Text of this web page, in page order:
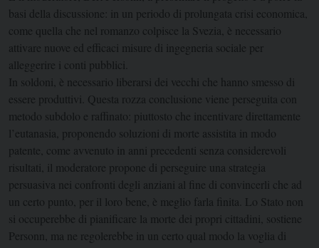
basi della discussione: in un periodo di prolungata crisi economica,
come quella che nel romanzo colpisce la Svezia, è necessario
attivare nuove ed efficaci misure di ingegneria sociale per
alleggerire i conti pubblici.
In soldoni, è necessario liberarsi dei vecchi che hanno smesso di
essere produttivi. Questa rozza conclusione viene perseguita con
metodo subdolo e raffinato: piuttosto che incentivare direttamente
l’eutanasia, proponendo soluzioni di morte assistita in modo
patente, come avvenuto in anni precedenti senza considerevoli
risultati, il moderatore propone di perseguire una strategia
persuasiva nei confronti degli anziani al fine di convincerli che ad
un certo punto, per il loro bene, è meglio farla finita. Lo Stato non
si occuperebbe di pianificare la morte dei propri cittadini, sostiene
Personn, ma ne regolerebbe in un certo qual modo la voglia di